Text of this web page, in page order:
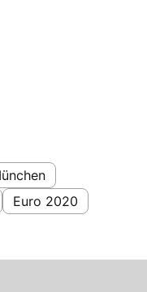
Euro 2020